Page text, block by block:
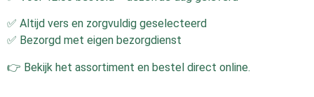
✅ Altijd vers en zorgvuldig geselecteerd
✅ Bezorgd met eigen bezorgdienst
👉 Bekijk het assortiment en bestel direct online.